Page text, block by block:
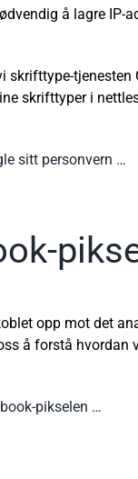
å lagre IP-
skrifttype-
skrifttyper i
sitt personvern …
opp mot det
å forstå hvordan
pikselen …